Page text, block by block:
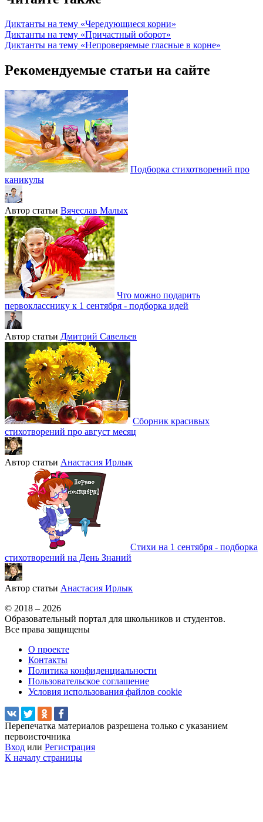
Диктанты на тему «Чередующиеся корни»
Диктанты на тему «Причастный оборот»
Диктанты на тему «Непроверяемые гласные в корне»
Рекомендуемые статьи на сайте
Подборка стихотворений про
каникулы
Автор статьи Вячеслав Малых
Что можно подарить
первокласснику к 1 сентября - подборка идей
Автор статьи Дмитрий Савельев
Сборник красивых
стихотворений про август месяц
Автор статьи Анастасия Ирлык
Стихи на 1 сентября - подборка
стихотворений на День Знаний
Автор статьи Анастасия Ирлык
© 2018 – 2026
Образовательный портал для школьников и студентов.
Все права защищены
О проекте
Контакты
Политика конфиденциальности
Пользовательское соглашение
Условия использования файлов cookie
Перепечатка материалов разрешена только с указанием
первоисточника
Вход или Регистрация
К началу страницы